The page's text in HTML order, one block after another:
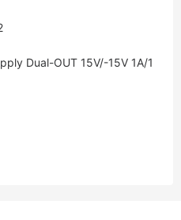
Dual-OUT 15V/-15V 1A/1